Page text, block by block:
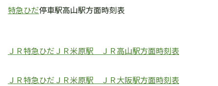
特急ひだ停車駅高山駅方面時刻表
ＪＲ特急ひだＪＲ米原駅 ＪＲ高山駅方面時刻表
ＪＲ特急ひだＪＲ米原駅 ＪＲ大阪駅方面時刻表